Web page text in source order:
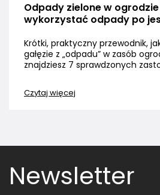
Odpady zielone w
wykorzystać odpady po
Krótki, praktyczny przewodnik,
gałęzie z „odpadu” w zasób
znajdziesz 7 sprawdzonych
Czytaj więcej
Newsletter